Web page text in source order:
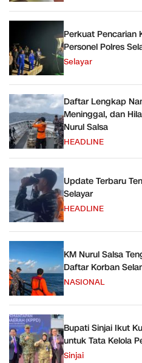
Perkuat Pencarian
Personel Polres
Selayar
Daftar Lengkap
Meninggal, dan
Nurul Salsa
HEADLINE
Update Terbaru
Selayar
HEADLINE
KM Nurul Salsa
Daftar Korban
NASIONAL
Bupati Sinjai Ikut
untuk Tata Kelola
Sinjai